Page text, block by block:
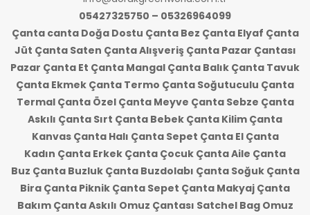
05427325750 – 05326964099
Çanta canta Doğa Dostu Çanta Bez Çanta Elyaf Çanta
Jüt Çanta Saten Çanta Alışveriş Çanta Pazar Çantası
Pazar Çanta Et Çanta Mangal Çanta Balık Çanta Tavuk
Çanta Ekmek Çanta Termo Çanta Soğutuculu Çanta
Termal Çanta Özel Çanta Meyve Çanta Sebze Çanta
Askılı Çanta Sırt Çanta Bebek Çanta Kilim Çanta
Kanvas Çanta Halı Çanta Sepet Çanta El Çanta
Kadın Çanta Erkek Çanta Çocuk Çanta Aile Çanta
Buz Çanta Buzluk Çanta Buzdolabı Çanta Soğuk Çanta
Bira Çanta Piknik Çanta Sepet Çanta Makyaj Çanta
Bakım Çanta Askılı Omuz Çantası Satchel Bag Omuz